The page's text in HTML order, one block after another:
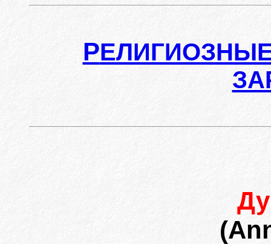
Р